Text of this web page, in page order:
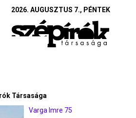
2026. AUGUSZTUS 7., PÉNTEK
Társasága
Varga Imre 75